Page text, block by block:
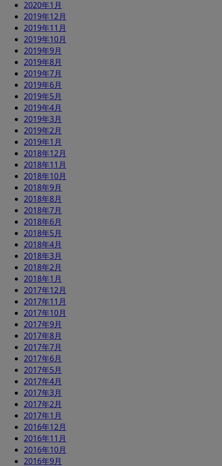
2020年1月
2019年12月
2019年11月
2019年10月
2019年9月
2019年8月
2019年7月
2019年6月
2019年5月
2019年4月
2019年3月
2019年2月
2019年1月
2018年12月
2018年11月
2018年10月
2018年9月
2018年8月
2018年7月
2018年6月
2018年5月
2018年4月
2018年3月
2018年2月
2018年1月
2017年12月
2017年11月
2017年10月
2017年9月
2017年8月
2017年7月
2017年6月
2017年5月
2017年4月
2017年3月
2017年2月
2017年1月
2016年12月
2016年11月
2016年10月
2016年9月